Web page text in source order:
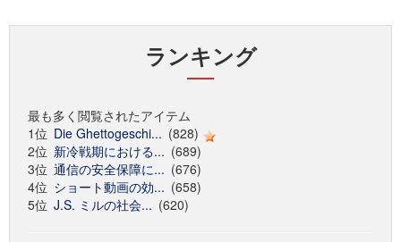
ランキング
最も多く閲覧されたアイテム
1位 Die Ghettogeschi... (828)
2位 新冷戦期における... (689)
3位 通信の安全保障に... (676)
4位 ショート動画の効... (658)
5位 J.S. ミルの社会... (620)